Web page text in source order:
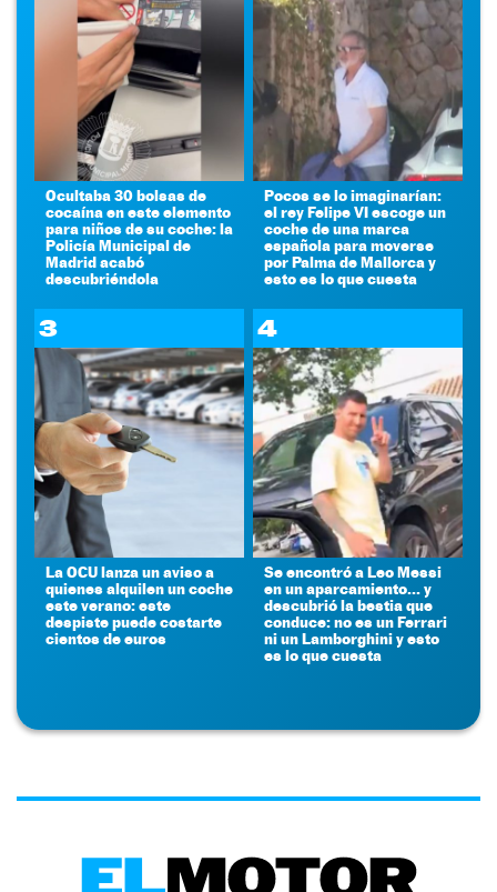
Ocultaba 30 bolsas de
cocaína en este elemento
para niños de su coche: la
Policía Municipal de
Madrid acabó
descubriéndola
Pocos se lo imaginarían:
el rey Felipe VI escoge un
coche de una marca
española para moverse
por Palma de Mallorca y
esto es lo que cuesta
3
La OCU lanza un aviso a
quienes alquilen un coche
este verano: este
despiste puede costarte
cientos de euros
4
Se encontró a Leo Messi
en un aparcamiento... y
descubrió la bestia que
conduce: no es un Ferrari
ni un Lamborghini y esto
es lo que cuesta